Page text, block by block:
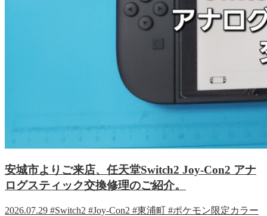
安城市よりご来店、任天堂Switch2 Joy-Con2 アナ
ログスティック交換修理のご紹介。
2026.07.29 #Switch2 #Joy-Con2 #東浦町 #ポケモン限定カラー